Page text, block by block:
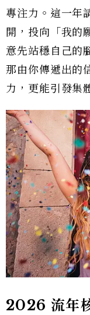
專注力。這一年
開，投向「我的
意先站穩自己的
那由你傳遞出的
力，更能引發集
2026 流年